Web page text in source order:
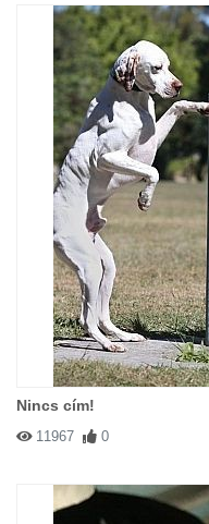
Nincs cím!
11967 0